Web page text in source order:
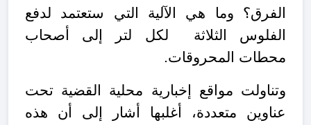
الفرق؟ وما هي الآلية التي ستعتمد لدفع
الفلوس الثلاثة لكل لتر إلى أصحاب
محطات المحروقات.
وتناولت مواقع إخبارية محلية القضية تحت
عناوين متعددة، أغلبها أشار إلى أن هذه